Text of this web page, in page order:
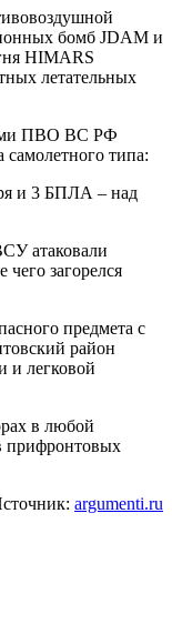
бомб JDAM и
HIMARS
летательных
ПВО ВС РФ
типа:
и 3 БПЛА – над
атаковали
чего загорелся
предмета с
район
и легковой
в любой
прифронтовых
argumenti.ru